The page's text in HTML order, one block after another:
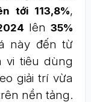
tới 113,8%,
lên 35%
này đến từ
vi tiêu dùng
giải trí vừa
nền tảng.